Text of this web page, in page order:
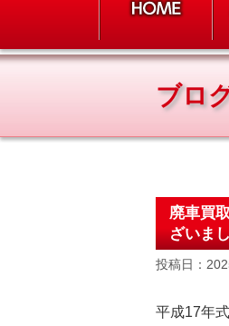
ブロ
廃車買
ざいま
投稿日：
平成17年